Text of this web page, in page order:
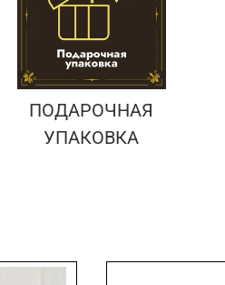
ПОДАРОЧНАЯ
УПАКОВКА